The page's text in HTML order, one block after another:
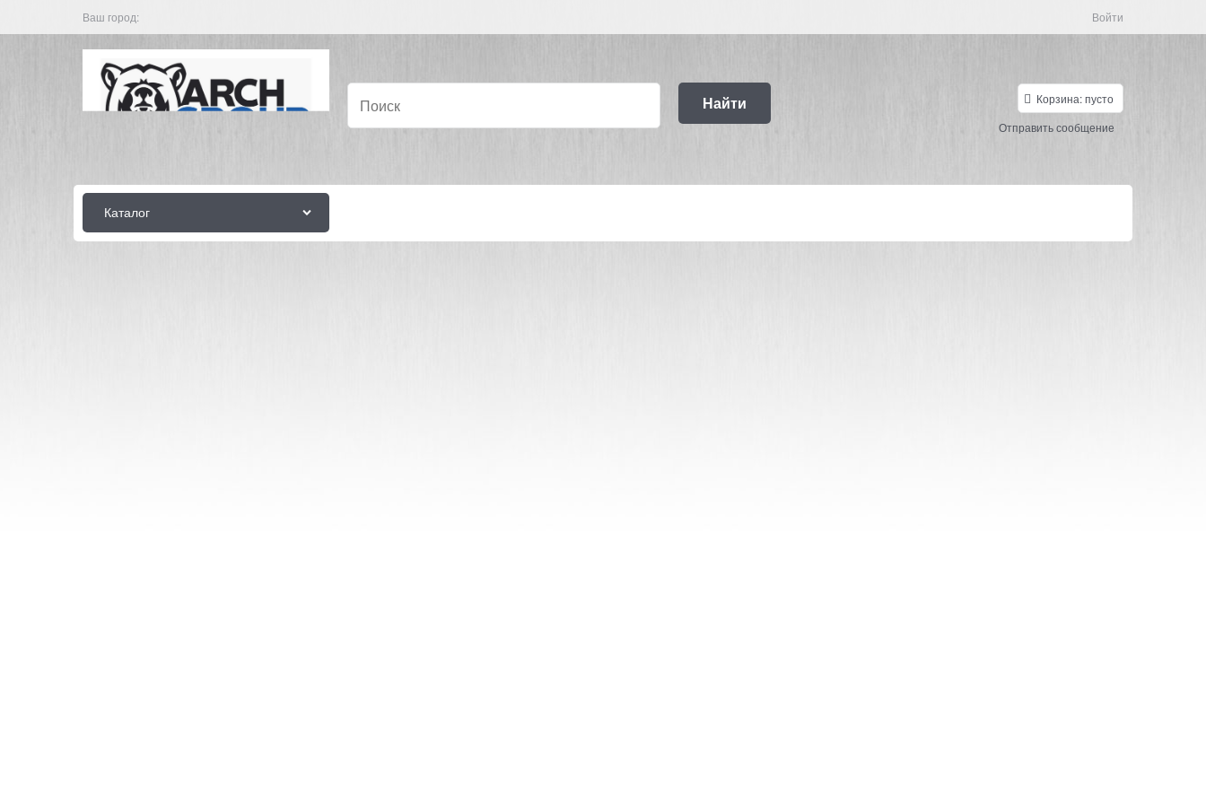
Ваш город: Войти
Найти Корзина:пусто
Отправить сообщение
Каталог